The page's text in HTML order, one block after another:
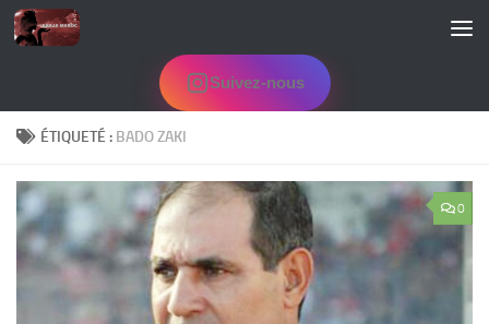
Skip to content
Suivez-nous
ÉTIQUETÉ : BADO ZAKI
0